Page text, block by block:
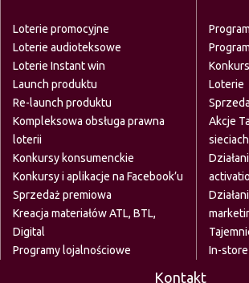
Loterie promocyjne
Loterie audioteksowe
Loterie Instant win
Launch produktu
Re-launch produktu
Kompleksowa obsługa prawna
loterii
Konkursy konsumenckie
Konkursy i aplikacje na Facebook’u
Sprzedaż premiowa
Kreacja materiałów ATL, BTL,
Digital
Programy lojalnościowe
Loterie
Akcje
sieciach
In-
Kontakt